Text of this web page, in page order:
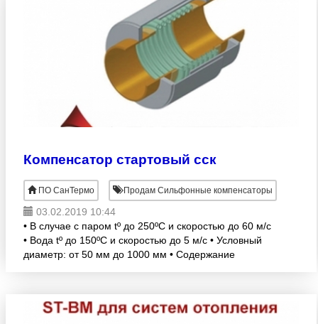
Компенсатор стартовый сск
ПО СанТермо Продам Сильфонные компенсаторы
03.02.2019 10:44
• В случае с паром tº до 250ºC и скоростью до 60 м/с
• Вода tº до 150ºC и скоростью до 5 м/с • Условный
диаметр: от 50 мм до 1000 мм • Содержание